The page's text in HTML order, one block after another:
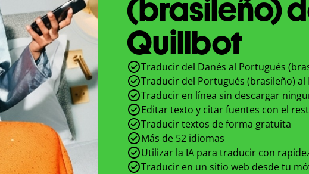
(brasileño)
Quillbot
Traducir del Danés al Portugués
Traducir del Portugués (brasileño) al
Traducir en línea sin descargar
Editar texto y citar fuentes con el
Traducir textos de forma gratuita
Más de 52 idiomas
Utilizar la IA para traducir con
Traducir en un sitio web desde tu